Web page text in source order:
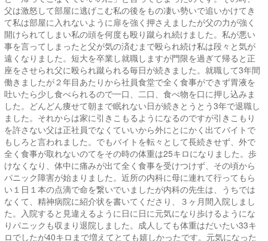
父は激怒して部屋に逃げこむ私の後をもの凄い勢いで追いかけてき
て私は部屋に入れないように扉を強く押さえましたが父の力が強く
開けられてしまい私の頭を何度も殴り蹴られ続けました。私が悪い
事を言ってしまったと父が気の済むまで殴られ続け私は段々と気が
遠くなりました。短大を卒業し就職しますが門限を過ぎて帰ると正
座をさせられ父に殴られ蹴られる毎日が続きました。就職して3年間
働きましたが２年目あたりから社員食堂で全く食事ができず胃液を
吐いたら少し食べられるので一口、二口、食べ物を口に押し込みま
した。どんどん痩せて朝まで眠れない日が続きとうとう3年で退職し
ました。それからは家に引きこもるようになるのですが引きこもり
を許さない父は正社員でなくていいから外にとにかく出てバイトで
もしろと言われました。でもバイトを転々として長続きせず、外で
全く食事が取れないのてをその時の体重は25キロになりました。歩
けなくなり、体中に痛みが出て全く食事を受けつけず、その頃から
パニック障害が始まりました。近所の内科に母に連れて行ってもら
い１日１本の点滴で命を繋いでいましたが内科の先生は、うちでは
なくて、精神病院に紹介状を書いてくださり、３ヶ月間入院しまし
た。入院すると見違えるように日に日に元気になり歩けるようにな
りパニックも収まり退院しました。成人しても体重はだいたい33キ
ロでしたが40キロまで増えてとても嬉しかったです。元気になった